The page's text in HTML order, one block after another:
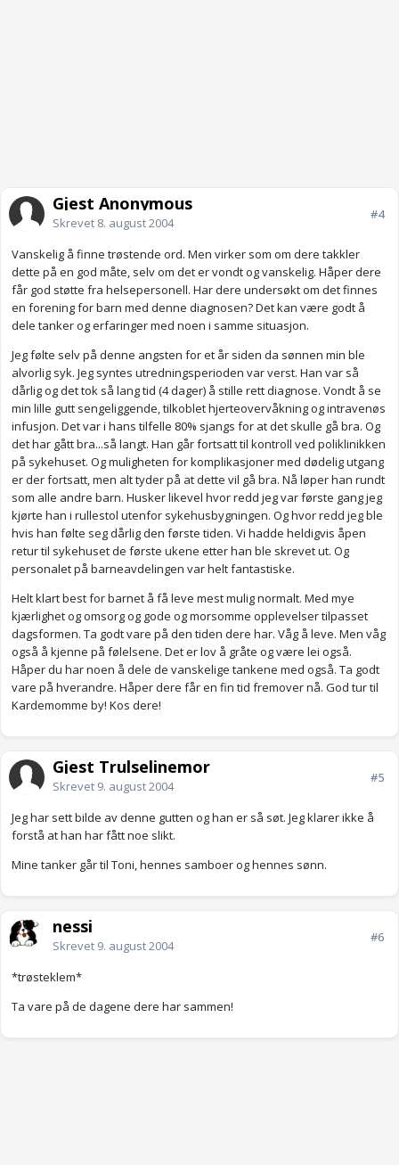
Gjest Anonymous
Skrevet 8. august 2004
#4
Vanskelig å finne trøstende ord. Men virker som om dere takkler
dette på en god måte, selv om det er vondt og vanskelig. Håper dere
får god støtte fra helsepersonell. Har dere undersøkt om det finnes
en forening for barn med denne diagnosen? Det kan være godt å
dele tanker og erfaringer med noen i samme situasjon.
Jeg følte selv på denne angsten for et år siden da sønnen min ble
alvorlig syk. Jeg syntes utredningsperioden var verst. Han var så
dårlig og det tok så lang tid (4 dager) å stille rett diagnose. Vondt å se
min lille gutt sengeliggende, tilkoblet hjerteovervåkning og intravenøs
infusjon. Det var i hans tilfelle 80% sjangs for at det skulle gå bra. Og
det har gått bra...så langt. Han går fortsatt til kontroll ved poliklinikken
på sykehuset. Og muligheten for komplikasjoner med dødelig utgang
er der fortsatt, men alt tyder på at dette vil gå bra. Nå løper han rundt
som alle andre barn. Husker likevel hvor redd jeg var første gang jeg
kjørte han i rullestol utenfor sykehusbygningen. Og hvor redd jeg ble
hvis han følte seg dårlig den første tiden. Vi hadde heldigvis åpen
retur til sykehuset de første ukene etter han ble skrevet ut. Og
personalet på barneavdelingen var helt fantastiske.
Helt klart best for barnet å få leve mest mulig normalt. Med mye
kjærlighet og omsorg og gode og morsomme opplevelser tilpasset
dagsformen. Ta godt vare på den tiden dere har. Våg å leve. Men våg
også å kjenne på følelsene. Det er lov å gråte og være lei også.
Håper du har noen å dele de vanskelige tankene med også. Ta godt
vare på hverandre. Håper dere får en fin tid fremover nå. God tur til
Kardemomme by! Kos dere!
Gjest Trulselinemor
Skrevet 9. august 2004
#5
Jeg har sett bilde av denne gutten og han er så søt. Jeg klarer ikke å
forstå at han har fått noe slikt.
Mine tanker går til Toni, hennes samboer og hennes sønn.
nessi
Skrevet 9. august 2004
#6
*trøsteklem*
Ta vare på de dagene dere har sammen!